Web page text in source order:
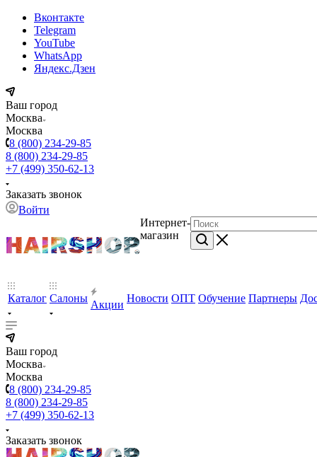
Вконтакте
Telegram
YouTube
WhatsApp
Яндекс.Дзен
Ваш город
Москва
Москва
8 (800) 234-29-85
8 (800) 234-29-85
+7 (499) 350-62-13
Заказать звонок
Войти
Интернет-
магазин
Каталог Салоны
Акции
Новости ОПТ Обучение Партнеры
Ваш город
Москва
Москва
8 (800) 234-29-85
8 (800) 234-29-85
+7 (499) 350-62-13
Заказать звонок